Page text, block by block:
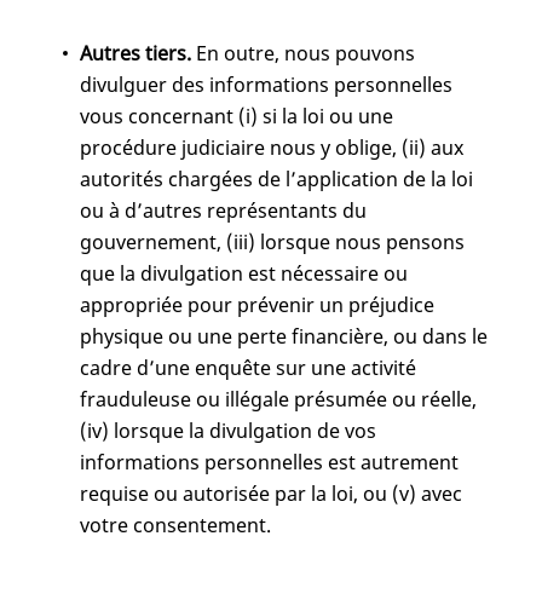
Autres tiers. En outre, nous pouvons
divulguer des informations personnelles
vous concernant (i) si la loi ou une
procédure judiciaire nous y oblige, (ii) aux
autorités chargées de l’application de la loi
ou à d’autres représentants du
gouvernement, (iii) lorsque nous pensons
que la divulgation est nécessaire ou
appropriée pour prévenir un préjudice
physique ou une perte financière, ou dans le
cadre d’une enquête sur une activité
frauduleuse ou illégale présumée ou réelle,
(iv) lorsque la divulgation de vos
informations personnelles est autrement
requise ou autorisée par la loi, ou (v) avec
votre consentement.